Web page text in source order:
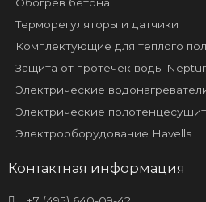
Терморегуляторы и датчики
Комплектующие для теплого
Защита от протечек воды
Электрические
Электрические
Электрооборудование Havells
Контактная информация